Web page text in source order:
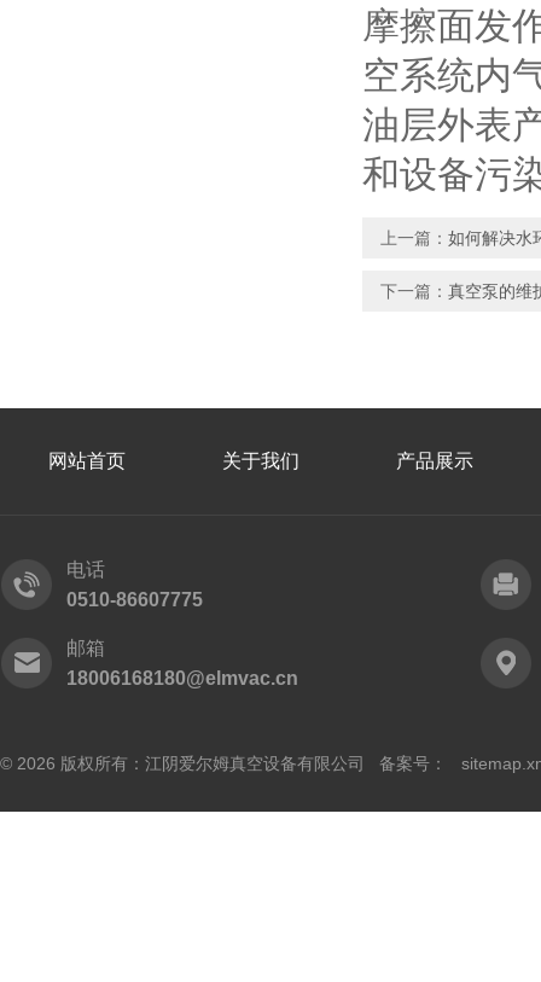
摩擦面发
空系统内
油层外表
和设备污
上一篇： 如何解决水
下一篇： 真空泵的维
网站首页 关于我们 产品展示
电话
0510-86607775
邮箱
18006168180@elmvac.cn
© 2026 版权所有：江阴爱尔姆真空设备有限公司 备案号：